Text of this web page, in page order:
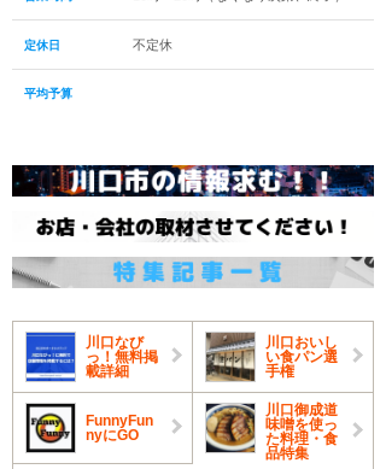
定休日 不定休
平均予算
川口なび
っ！無料掲
載詳細
川口おいし
い食パン選
手権
FunnyFun
nyにGO
川口御成道
味噌を使っ
た料理・食
品特集